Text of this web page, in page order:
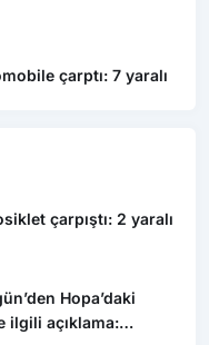
çarptı: 7 yaralı
çarpıştı: 2 yaralı
Hopa’daki
ilgili açıklama: